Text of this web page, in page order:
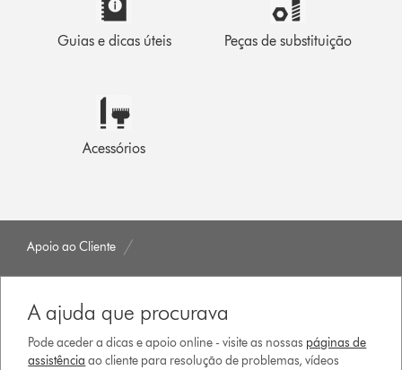
Guias e dicas úteis Peças de substituição
Acessórios
Apoio ao Cliente
A ajuda que procurava
Pode aceder a dicas e apoio online - visite as nossas páginas de
assistência ao cliente para resolução de problemas, vídeos